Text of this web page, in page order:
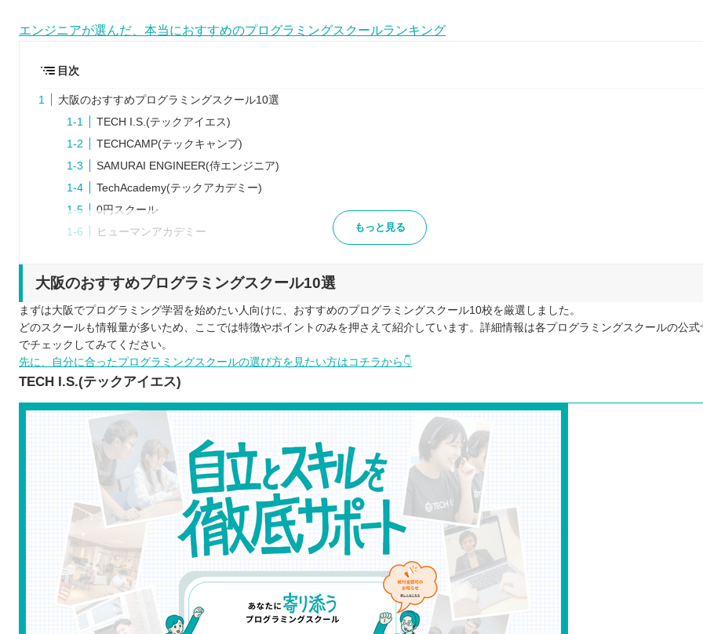
エンジニアが選んだ、本当におすすめのプログラミングスクールランキング
目次
大阪のおすすめプログラミングスクール10選
TECH I.S.(テックアイエス)
TECHCAMP(テックキャンプ)
SAMURAI ENGINEER(侍エンジニア)
TechAcademy(テックアカデミー)
0円スクール
ヒューマンアカデミー
KENスクール
パソコン教室アビバ
noa
プログラミングスクールを選ぶ5つのポイント
1)自分の目的に合っているか
4)就職・転職のサポート体制は万全か
5)料金や規約は適切か
プログラミングスクールで学習するメリット
効率のよいプログラミング学習ができる
自力では理解しにくいところを質問できる
ポートフォリオを制作できる
エンジニアに必要なスキルが幅広く学べる
プログラミングスクールで学ぶ際の注意点
プログラムを学ぶ目的を明確にする
もっと見る
大阪のおすすめプログラミングスクール10選
まずは大阪でプログラミング学習を始めたい人向けに、おすすめのプログラミングスクール10校を厳選しました。
どのスクールも情報量が多いため、ここでは特徴やポイントのみを押さえて紹介しています。詳細情報は各プログラミングスクールの公式
でチェックしてみてください。
先に、自分に合ったプログラミングスクールの選び方を見たい方はコチラから👇
TECH I.S.(テックアイエス)